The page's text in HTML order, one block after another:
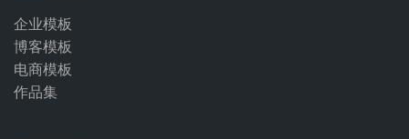
企业模板
博客模板
电商模板
作品集